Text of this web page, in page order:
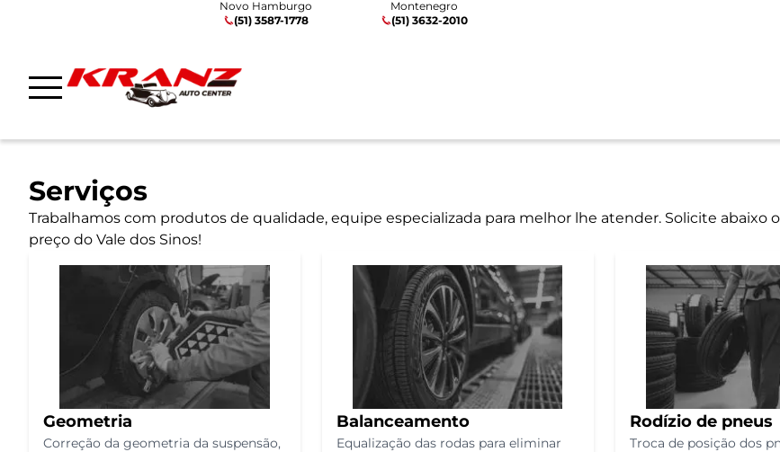
Novo Hamburgo
(51) 3587-1778
Montenegro
(51) 3632-2010
Serviços
Trabalhamos com produtos de qualidade, equipe especializada para melhor lhe atender. Solicite abaixo
preço do Vale dos Sinos!
Geometria
Correção da geometria da suspensão,
Balanceamento
Equalização das rodas para eliminar
Rodízio de pneus
Troca de posição dos